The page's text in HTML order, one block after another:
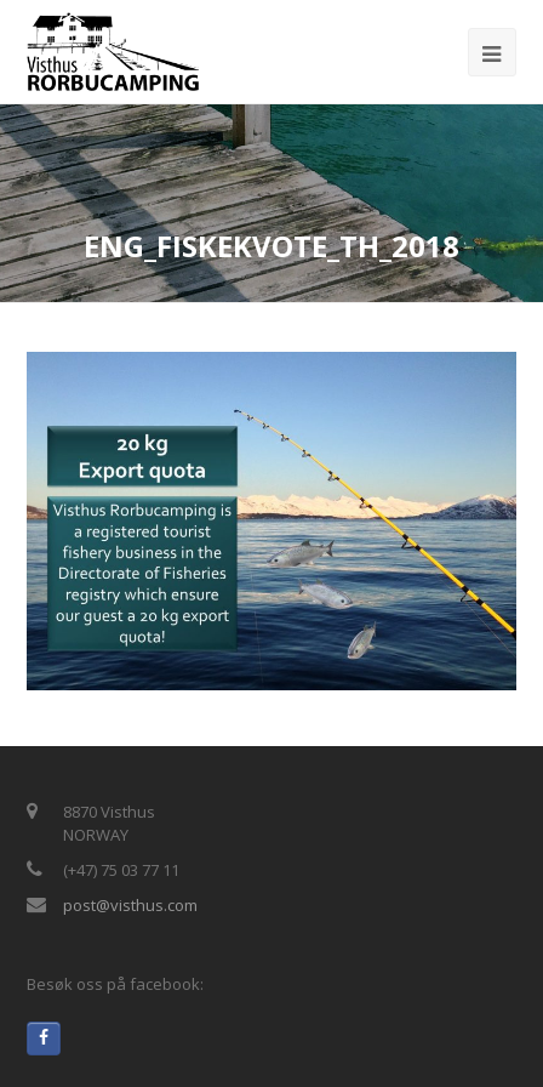
ENG_FISKEKVOTE_TH_2018
8870 Visthus
NORWAY
(+47) 75 03 77 11
post@visthus.com
Besøk oss på facebook: